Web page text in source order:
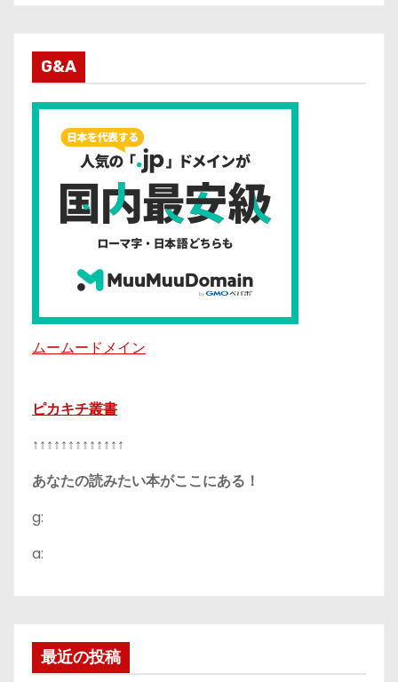
G&A
ムームードメイン
ピカキチ叢書
↑↑↑↑↑↑↑↑↑↑↑↑↑
あなたの読みたい本がここにある！
g:
a:
最近の投稿